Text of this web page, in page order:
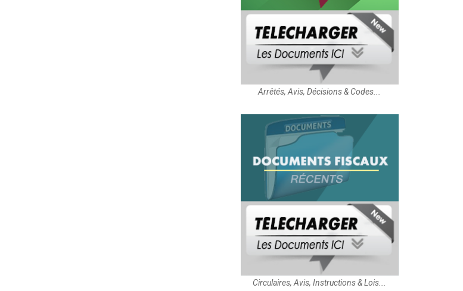
Arrêtés, Avis, Décisions & Codes...
Circulaires, Avis, Instructions & Lois...